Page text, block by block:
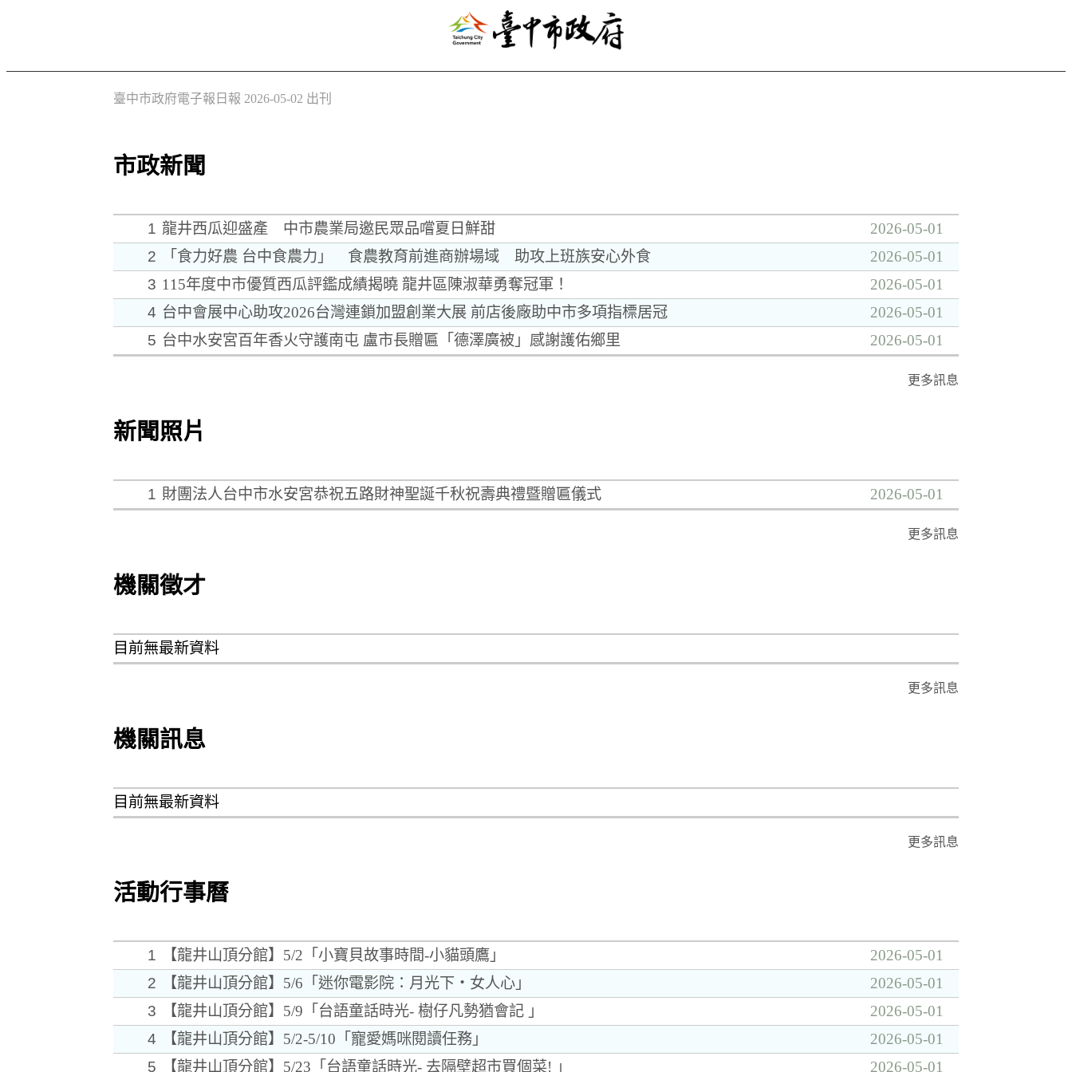
臺中市政府電子報日報 2026-05-02 出刊
市政新聞
1 龍井西瓜迎盛產 中市農業局邀民眾品嚐夏日鮮甜
2026-05-01
2
「食力好農 台中食農力」 食農教育前進商辦場域 助攻上班族安心外食
2026-05-01
3 115年度中市優質西瓜評鑑成績揭曉 龍井區陳淑華勇奪冠軍！
2026-05-01
4 台中會展中心助攻2026台灣連鎖加盟創業大展 前店後廠助中市多項指標居冠
2026-05-01
5 台中水安宮百年香火守護南屯 盧市長贈匾「德澤廣被」感謝護佑鄉里 2026-05-01
更多訊息
新聞照片
1 財團法人台中市水安宮恭祝五路財神聖誕千秋祝壽典禮暨贈匾儀式 2026-05-01
更多訊息
機關徵才
目前無最新資料
更多訊息
機關訊息
目前無最新資料
更多訊息
活動行事曆
1 【龍井山頂分館】5/2「小寶貝故事時間-小貓頭鷹」
2026-05-01
2
【龍井山頂分館】5/6「迷你電影院：月光下‧女人心」
2026-05-01
3
【龍井山頂分館】5/9「台語童話時光- 樹仔凡勢猶會記 」
2026-05-01
4
【龍井山頂分館】5/2-5/10「寵愛媽咪閱讀任務」
2026-05-01
5
【龍井山頂分館】5/23「台語童話時光- 去隔壁超市買個菜! 」 2026-05-01